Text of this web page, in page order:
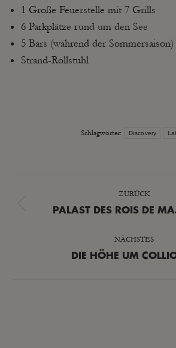
1 Große Feuerstelle mit 7 Grills
6 Parkplätze rund um den See
5 Bars (während der Sommersaison)
Strand-Rollstuhl
Schlagwörter: Discovery
ZURÜCK
PALAST DES ROIS DE
NÄCHSTES
Nächster
DIE HÖHE UM